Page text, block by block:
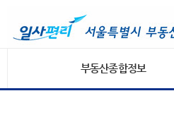
부동산종합정보